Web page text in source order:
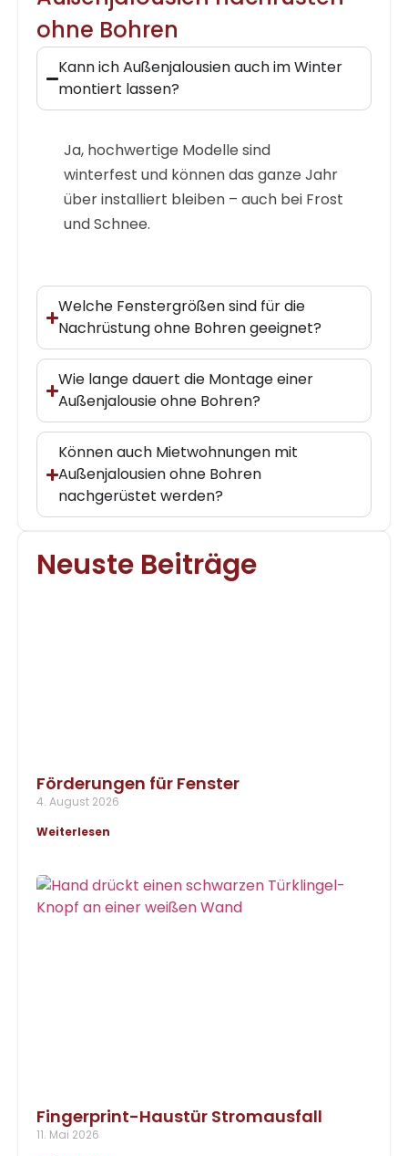
ohne Bohren
Kann ich Außenjalousien auch im Winter
montiert lassen?
Ja, hochwertige Modelle sind
winterfest und können das ganze Jahr
über installiert bleiben – auch bei Frost
und Schnee.
Welche Fenstergrößen sind für die
Nachrüstung ohne Bohren geeignet?
Wie lange dauert die Montage einer
Außenjalousie ohne Bohren?
Können auch Mietwohnungen mit
Außenjalousien ohne Bohren
nachgerüstet werden?
Neuste Beiträge
Förderungen für Fenster
4. August 2026
Weiterlesen
Fingerprint-Haustür Stromausfall
11. Mai 2026